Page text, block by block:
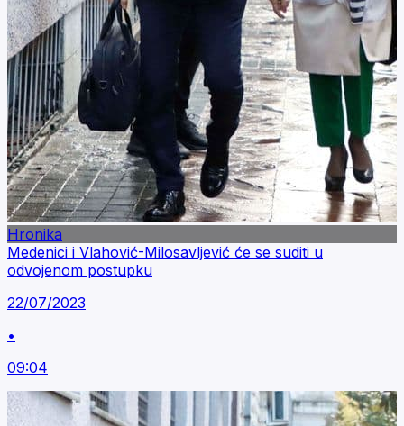
Hronika
Medenici i Vlahović-Milosavljević će se suditi u
odvojenom postupku
22/07/2023
•
09:04